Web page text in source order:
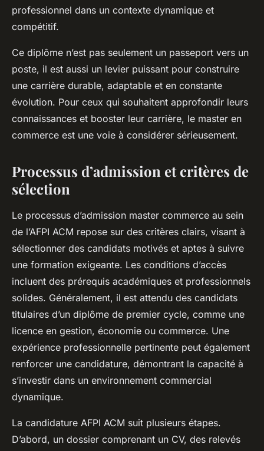
professionnel dans un contexte dynamique et
compétitif.
Ce diplôme n’est pas seulement un passeport vers un
poste, il est aussi un levier puissant pour construire
une carrière durable, adaptable et en constante
évolution. Pour ceux qui souhaitent approfondir leurs
connaissances et booster leur carrière, le master en
commerce est une voie à considérer sérieusement.
Processus d’admission et critères de
sélection
Le processus d’admission master commerce au sein
de l’AFPI ACM repose sur des critères clairs, visant à
sélectionner des candidats motivés et aptes à suivre
une formation exigeante. Les conditions d’accès
incluent des prérequis académiques et professionnels
solides. Généralement, il est attendu des candidats
titulaires d’un diplôme de premier cycle, comme une
licence en gestion, économie ou commerce. Une
expérience professionnelle pertinente peut également
renforcer une candidature, démontrant la capacité à
s’investir dans un environnement commercial
dynamique.
La candidature AFPI ACM suit plusieurs étapes.
D’abord, un dossier comprenant un CV, des relevés